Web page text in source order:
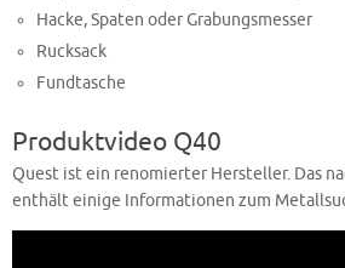
Hacke, Spaten oder Grabungsmesser
Rucksack
Fundtasche
Produktvideo Q40
Quest ist ein renomierter Hersteller. Das
enthält einige Informationen zum